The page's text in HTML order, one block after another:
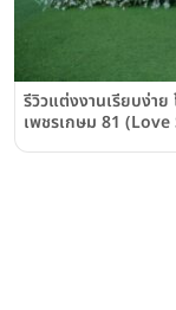
รีวิวแต่งงานเรียบง่า
เพชรเกษม 81